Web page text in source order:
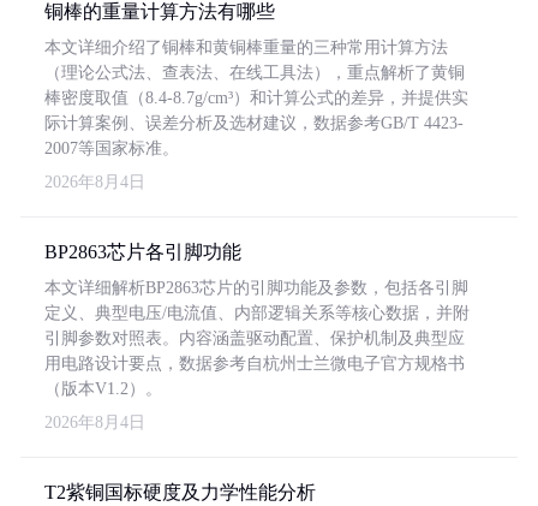
铜棒的重量计算方法有哪些
本文详细介绍了铜棒和黄铜棒重量的三种常用计算方法
（理论公式法、查表法、在线工具法），重点解析了黄铜
棒密度取值（8.4-8.7g/cm³）和计算公式的差异，并提供实
际计算案例、误差分析及选材建议，数据参考GB/T 4423-
2007等国家标准。
2026年8月4日
BP2863芯片各引脚功能
本文详细解析BP2863芯片的引脚功能及参数，包括各引脚
定义、典型电压/电流值、内部逻辑关系等核心数据，并附
引脚参数对照表。内容涵盖驱动配置、保护机制及典型应
用电路设计要点，数据参考自杭州士兰微电子官方规格书
（版本V1.2）。
2026年8月4日
T2紫铜国标硬度及力学性能分析